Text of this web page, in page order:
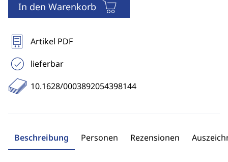
In den Warenkorb
Artikel PDF
lieferbar
10.1628/0003892054398144
Beschreibung Personen Rezensionen